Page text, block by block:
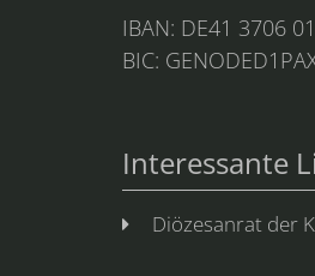
IBAN: DE41 3706
BIC:
Interessante
Diözesanrat der